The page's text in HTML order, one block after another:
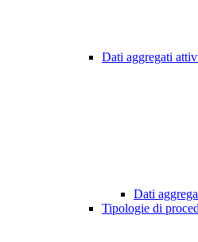
Dati aggregati
Dati
Tipologie di